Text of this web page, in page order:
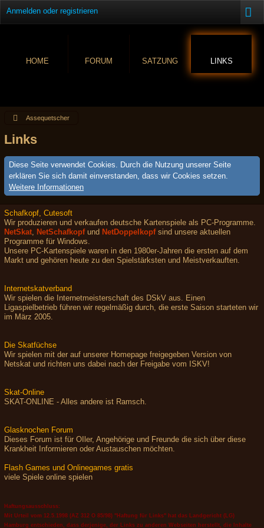
Anmelden oder registrieren
HOME FORUM SATZUNG LINKS
Assequetscher
Links
Diese Seite verwendet Cookies. Durch die Nutzung unserer Seite
erklären Sie sich damit einverstanden, dass wir Cookies setzen.
Weitere Informationen
Schafkopf, Cutesoft
Wir produzieren und verkaufen deutsche Kartenspiele als PC-Programme.
NetSkat, NetSchafkopfund NetDoppelkopf sind unsere aktuellen
Programme für Windows.
Unsere PC-Kartenspiele waren in den 1980er-Jahren die ersten auf dem
Markt und gehören heute zu den Spielstärksten und Meistverkauften.
Internetskatverband
Wir spielen die Internetmeisterschaft des DSkV aus. Einen
Ligaspielbetrieb führen wir regelmäßig durch, die erste Saison starteten wir
im März 2005.
Die Skatfüchse
Wir spielen mit der auf unserer Homepage freigegeben Version von
Netskat und richten uns dabei nach der Freigabe vom ISKV!
Skat-Online
SKAT-ONLINE - Alles andere ist Ramsch.
Glasknochen Forum
Dieses Forum ist für OIler, Angehörige und Freunde die sich über diese
Krankheit Informieren oder Austauschen möchten.
Flash Games und Onlinegames gratis
viele Spiele online spielen
Haftungsausschluss:
Mit Urteil vom 12.5.1998 (AZ 312 O 85/98) "Haftung für Links" hat das Landgericht (LG)
Hamburg entschieden, dass derjenige, der Links zu anderen Webseiten herstellt, die Inhalte